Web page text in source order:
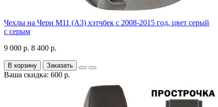
Чехлы на Чери М11 (А3) хэтчбек с 2008-2015 год, цвет серый
с серым
9 000 р. 8 400 р.
В корзину Заказать
Ваша скидка: 600 р.